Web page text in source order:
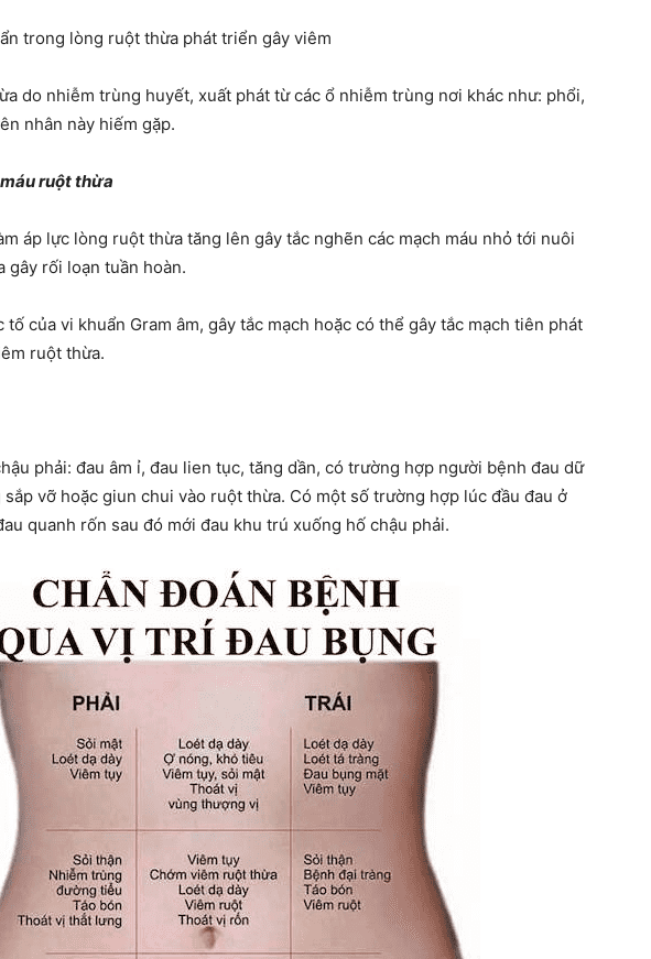
trong lòng ruột thừa phát triển gây viêm
do nhiễm trùng huyết, xuất phát từ các ổ nhiễm trùng nơi khác như: phổi,
nhân này hiếm gặp.
ruột thừa
áp lực lòng ruột thừa tăng lên gây tắc nghẽn các mạch máu nhỏ tới nuôi
gây rối loạn tuần hoàn.
của vi khuẩn Gram âm, gây tắc mạch hoặc có thể gây tắc mạch tiên phát
ruột thừa.
phải: đau âm ỉ, đau lien tục, tăng dần, có trường hợp người bệnh đau dữ
vỡ hoặc giun chui vào ruột thừa. Có một số trường hợp lúc đầu đau ở
quanh rốn sau đó mới đau khu trú xuống hố chậu phải.